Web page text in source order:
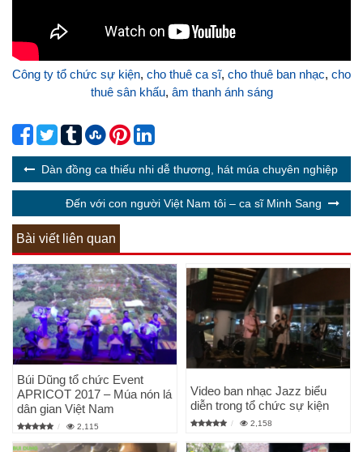
Công ty tổ chức sự kiện, cho thuê ca sĩ, cho thuê ban nhạc, cho
thuê sân khấu, âm thanh ánh sáng
Dàn đồng ca thiếu nhi dễ thương, hát múa chuyên nghiệp
Đến với con người Việt Nam tôi – ca sĩ Minh Sang
Bài viết liên quan
Búi Dũng tổ chức Event
APRICOT 2017 – Múa nón lá
dân gian Việt Nam
2,115
Video ban nhạc Jazz biểu
diễn trong tổ chức sự kiện
2,158